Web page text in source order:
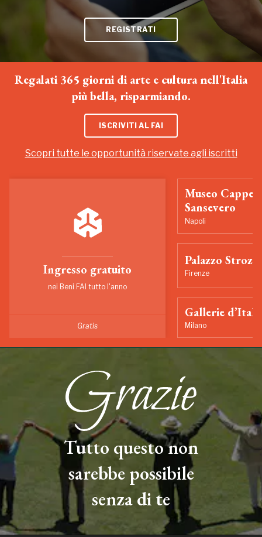
REGISTRATI
Regalati 365 giorni di arte e cultura nell'Italia
più bella, risparmiando.
ISCRIVITI AL FAI
Scopri tutte le opportunità riservate agli iscritti
Ingresso gratuito
nei Beni FAI tutto l'anno
Gratis
Museo
Sansevero
Napoli
Palazzo Strozzi
Firenze
Gallerie
Milano
Tutto questo non
sarebbe possibile
senza di te